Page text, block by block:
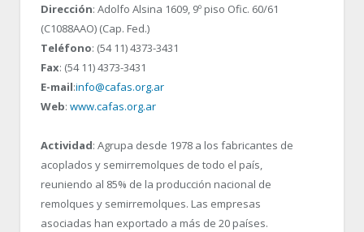
Dirección: Adolfo Alsina 1609, 9º piso Ofic. 60/61
(C1088AAO) (Cap. Fed.)
Teléfono: (54 11) 4373-3431
Fax: (54 11) 4373-3431
E-mail:info@cafas.org.ar
Web: www.cafas.org.ar
Actividad: Agrupa desde 1978 a los fabricantes de
acoplados y semirremolques de todo el país,
reuniendo al 85% de la producción nacional de
remolques y semirremolques. Las empresas
asociadas han exportado a más de 20 países.